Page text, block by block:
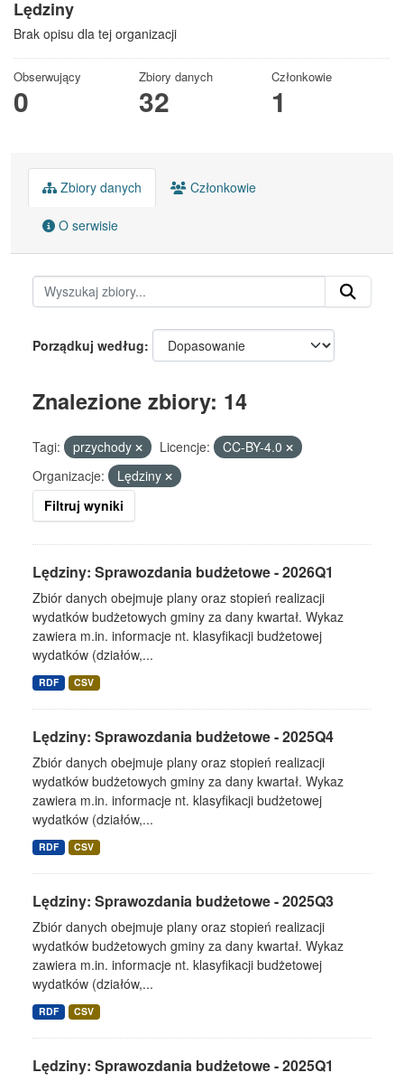
Lędziny
Brak opisu dla tej organizacji
Obserwujący
0
Zbiory danych
32
Członkowie
1
Zbiory danych Członkowie
O serwisie
Porządkuj według
Znalezione zbiory: 14
Tagi: przychody Licencje:
CC-BY-4.0
Organizacje:
Lędziny
Filtruj wyniki
Lędziny: Sprawozdania budżetowe - 2026Q1
Zbiór danych obejmuje plany oraz stopień realizacji
wydatków budżetowych gminy za dany kwartał. Wykaz
zawiera m.in. informacje nt. klasyfikacji budżetowej
wydatków (działów,...
RDF CSV
Lędziny: Sprawozdania budżetowe - 2025Q4
Zbiór danych obejmuje plany oraz stopień realizacji
wydatków budżetowych gminy za dany kwartał. Wykaz
zawiera m.in. informacje nt. klasyfikacji budżetowej
wydatków (działów,...
RDF CSV
Lędziny: Sprawozdania budżetowe - 2025Q3
Zbiór danych obejmuje plany oraz stopień realizacji
wydatków budżetowych gminy za dany kwartał. Wykaz
zawiera m.in. informacje nt. klasyfikacji budżetowej
wydatków (działów,...
RDF CSV
Lędziny: Sprawozdania budżetowe - 2025Q1